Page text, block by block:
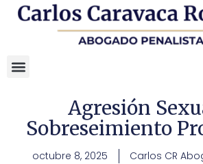
Agresión
Sobreseimiento
octubre 8, 2025 Carlos CR